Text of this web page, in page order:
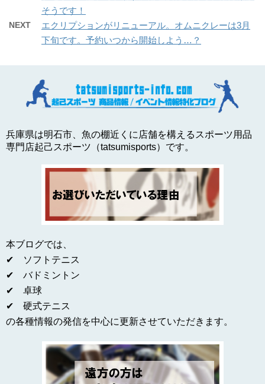
そうです！
NEXT
エクリプションがリニューアル。オムニクレーは3月
下旬です。予約いつから開始しよう…？
兵庫県は明石市、魚の棚近くに店舗を構えるスポーツ用品
専門店起己スポーツ（tatsumisports）です。
本ブログでは、
✔ ソフトテニス
✔ バドミントン
✔ 卓球
✔ 硬式テニス
の各種情報の発信を中心に更新させていただきます。